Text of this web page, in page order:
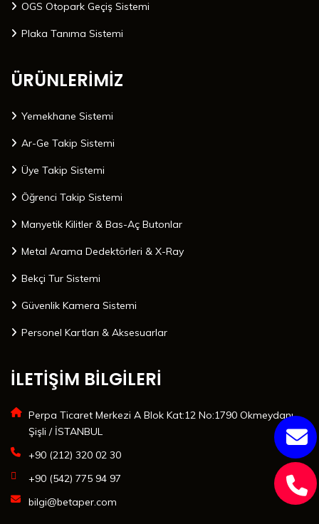
OGS Otopark Geçiş Sistemi
Plaka Tanıma Sistemi
ÜRÜNLERİMİZ
Yemekhane Sistemi
Ar-Ge Takip Sistemi
Üye Takip Sistemi
Öğrenci Takip Sistemi
Manyetik Kilitler & Bas-Aç Butonlar
Metal Arama Dedektörleri & X-Ray
Bekçi Tur Sistemi
Güvenlik Kamera Sistemi
Personel Kartları & Aksesuarlar
İLETİŞİM BİLGİLERİ
Perpa Ticaret Merkezi A Blok Kat:12 No:1790 Okmeydanı
Şişli / İSTANBUL
+90 (212) 320 02 30
+90 (542) 775 94 97
bilgi@betaper.com